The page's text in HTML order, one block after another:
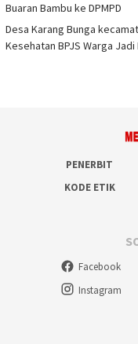
Buaran Bambu ke DPMPD
Desa Karang Bunga
Kesehatan BPJS Warga
PENERBIT
KODE ETIK
Facebook
Instagram